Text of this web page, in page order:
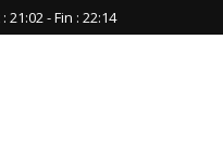
- Fin : ‪22:14‬